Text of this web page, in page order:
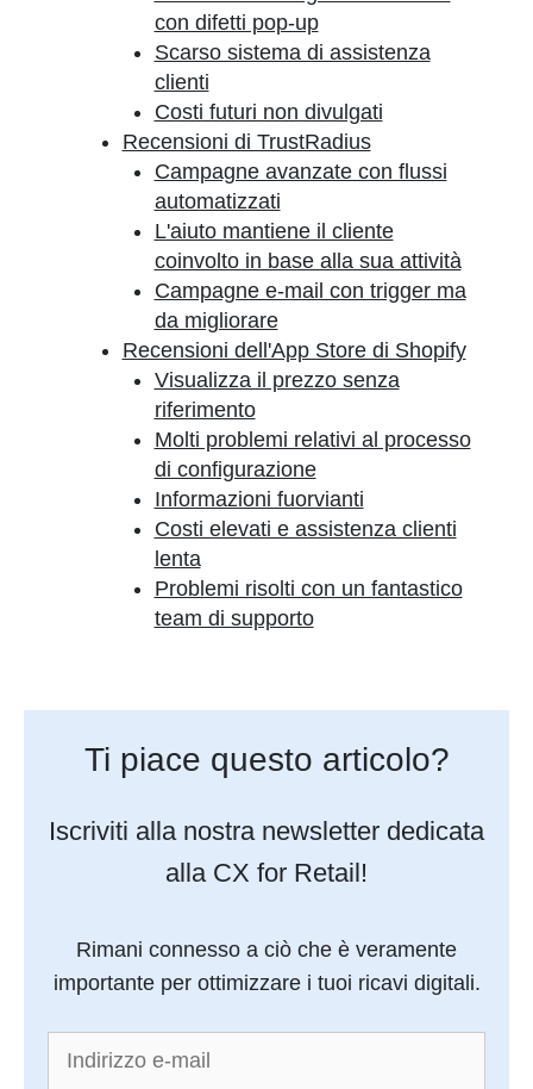
con difetti pop-up
Scarso sistema di assistenza
clienti
Costi futuri non divulgati
Recensioni di TrustRadius
Campagne avanzate con flussi
automatizzati
L'aiuto mantiene il cliente
coinvolto in base alla sua attività
Campagne e-mail con trigger ma
da migliorare
Recensioni dell'App Store di Shopify
Visualizza il prezzo senza
riferimento
Molti problemi relativi al processo
di configurazione
Informazioni fuorvianti
Costi elevati e assistenza clienti
lenta
Problemi risolti con un fantastico
team di supporto
Ti piace questo articolo?
Iscriviti alla nostra newsletter dedicata
alla CX for Retail!
Rimani connesso a ciò che è veramente
importante per ottimizzare i tuoi ricavi digitali.